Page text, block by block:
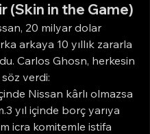
(Skin in the Game)
20 milyar dolar
arkaya 10 yıllık zararla
Carlos Ghosn, herkesin
verdi:
Nissan kârlı olmazsa
yıl içinde borç yarıya
icra komitemle istifa